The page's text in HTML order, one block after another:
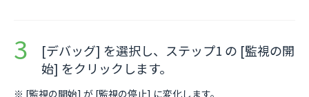
[デバッグ] を選択し、ステップ1 の [監視の開
始] をクリックします。
※ [監視の開始] が [監視の停止] に変化します。